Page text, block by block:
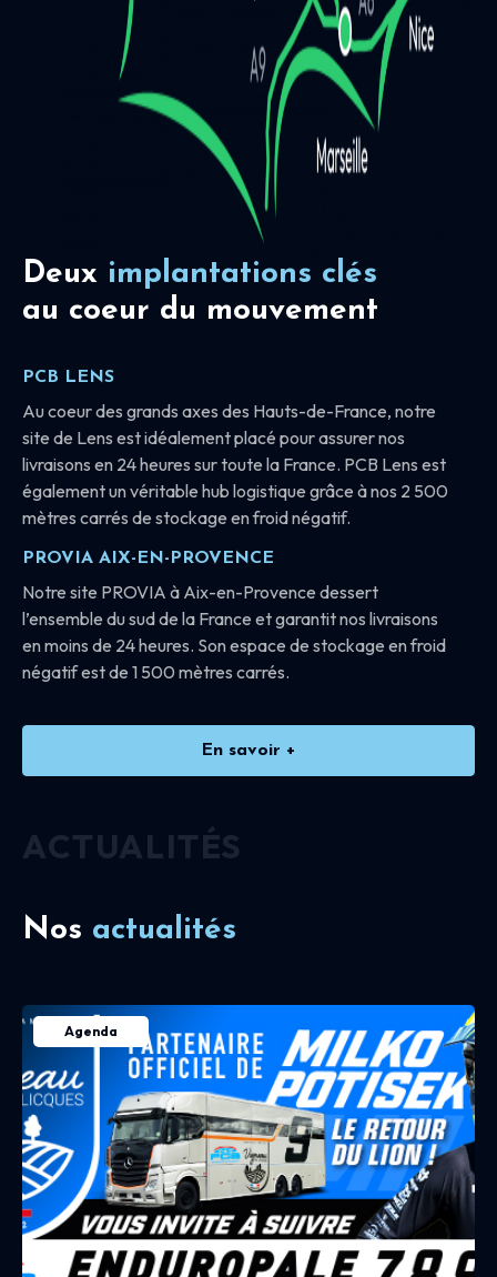
Deux implantations clés
au coeur du mouvement
PCB LENS
Au coeur des grands axes des Hauts-de-France, notre
site de Lens est idéalement placé pour assurer nos
livraisons en 24 heures sur toute la France. PCB Lens est
également un véritable hub logistique grâce à nos 2 500
mètres carrés de stockage en froid négatif.
PROVIA AIX-EN-PROVENCE
Notre site PROVIA à Aix-en-Provence dessert
l’ensemble du sud de la France et garantit nos livraisons
en moins de 24 heures. Son espace de stockage en froid
négatif est de 1 500 mètres carrés.
En savoir +
ACTUALITÉS
Nos actualités
Agenda